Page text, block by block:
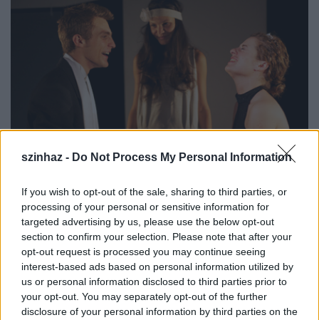
szinhaz - Do Not Process My Personal Information
If you wish to opt-out of the sale, sharing to third parties, or
processing of your personal or sensitive information for
targeted advertising by us, please use the below opt-out
section to confirm your selection. Please note that after your
opt-out request is processed you may continue seeing
interest-based ads based on personal information utilized by
us or personal information disclosed to third parties prior to
your opt-out. You may separately opt-out of the further
disclosure of your personal information by third parties on the
Fotó: Szlovák Judit
A kolibri.hu ajánlója:
Amikor a képzelet erősebb, mint a valóság. Mikor a
virtualitás valódibbnak tűnik, mint a mindennapi
realitás. Egy darab arról, hogy mire jó az Internet. És
hogy mire nem. Talált történet alapján.